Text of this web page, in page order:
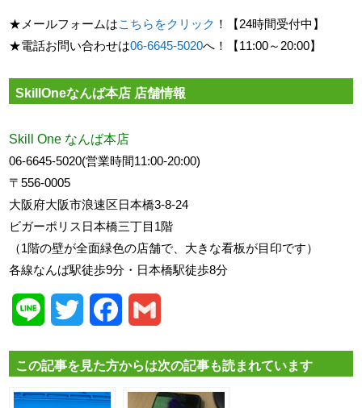
★メールフォームはこちらをクリック ！【24時間受付中】
★電話お問い合わせは06-6645-5020へ！【11:00～20:00】
SkillOneなんば本店 店舗情報
Skill One なんば本店
06-6645-5020(営業時間11:00-20:00)
〒556-0005
大阪府大阪市浪速区日本橋3-8-24
ビガーポリス日本橋三丁目1階
（1階の壁が全面緑色の店舗で、大きな看板が目印です）
各線なんば駅徒歩9分・日本橋駅徒歩8分
Line Twitter Facebook
この記事を見た方からは次の記事も読まれています